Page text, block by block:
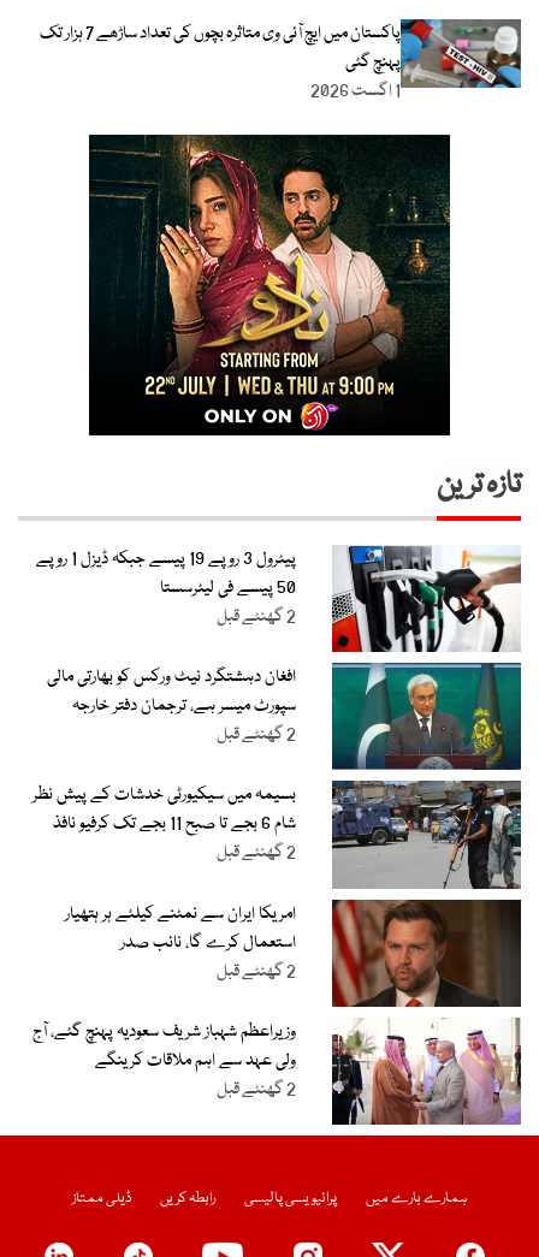
پاکستان میں ایچ آئی وی متاثرہ بچوں کی تعداد ساڑھے 7 ہزار تک
پہنچ گئی
1 اگست 2026
تازہ ترین
پیٹرول 3 روپے 19 پیسے جبکہ ڈیزل 1 روپے
50 پیسے فی لیٹرسستا
2 گھنٹے قبل
افغان دہشتگرد نیٹ ورکس کو بھارتی مالی
سپورٹ میسر ہے، ترجمان دفتر خارجہ
2 گھنٹے قبل
بسیمہ میں سیکیورٹی خدشات کے پیش نظر
شام 6 بجے تا صبح 11 بجے تک کرفیو نافذ
2 گھنٹے قبل
امریکا ایران سے نمٹنے کیلئے ہر ہتھیار
استعمال کرے گا، نائب صدر
2 گھنٹے قبل
وزیراعظم شہباز شریف سعودیہ پہنچ گئے، آج
ولی عہد سے اہم ملاقات کرینگے
2 گھنٹے قبل
ہمارے بارے میں پرائیویسی پالیسی رابطہ کریں ڈیلی ممتاز